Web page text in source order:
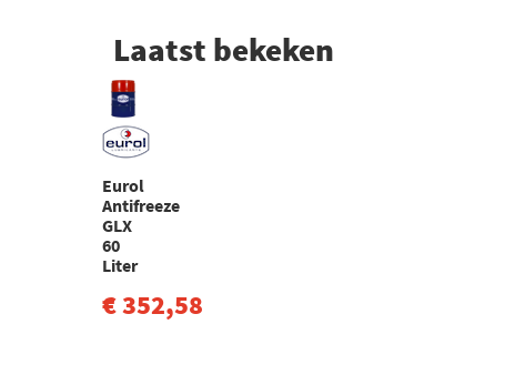
Laatst bekeken
Eurol
Antifreeze
GLX
60
Liter
€ 352,58